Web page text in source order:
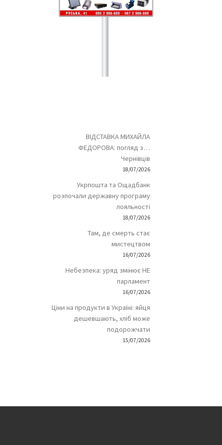
ВІДСТАВКА МИХАЙЛА
ФЕДОРОВА: погляд з…
Чернівців
18/07/2026
Укрпошта та Ощадбанк
розпочали державну програму
лояльності
18/07/2026
Там, де смерть стає
мистецтвом
16/07/2026
Небезпека: уряд змінює НЕ
парламент
16/07/2026
Ціни на продукти в Україні: яйця
дешевшають, хліб може
подорожчати
15/07/2026